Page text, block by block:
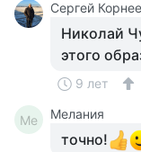
Сергей
Николай
этого
9 лет
Ме Мелания
точно!